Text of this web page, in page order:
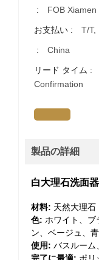
: FOB Xiamen
お支払い : T/T,
: China
リード タイム :
Confirmation
製品の詳細
白大理石洗面
材料: 天然大理石
色: ホワイト、ブ
ン、ベージュ、
使用: バスルーム
完了に最適: ポリ